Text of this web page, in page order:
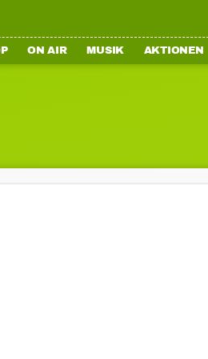
ON AIR MUSIK AKTIONEN